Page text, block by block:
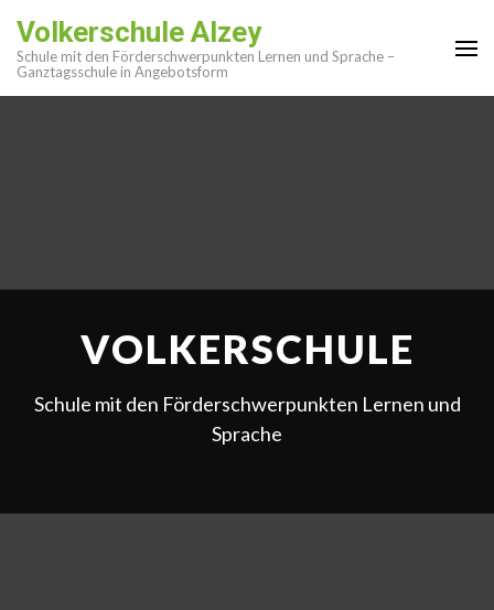
Inhalt
springen
(Enter
Volkerschule Alzey
Schule mit den Förderschwerpunkten Lernen und Sprache –
Ganztagsschule in Angebotsform
VOLKERSCHULE
Schule mit den Förderschwerpunkten Lernen und
Sprache